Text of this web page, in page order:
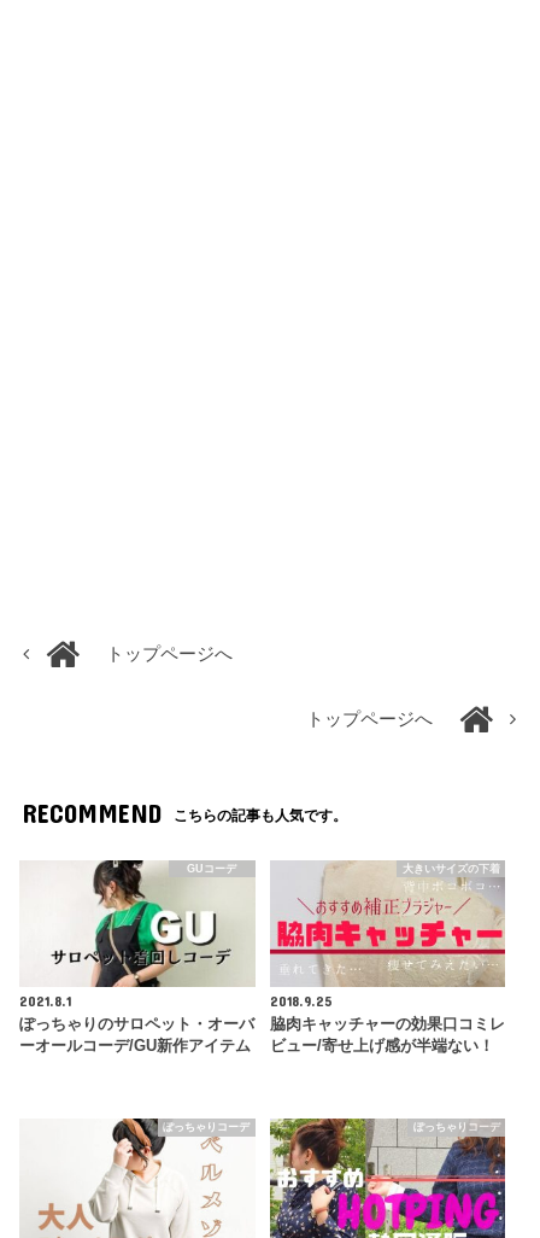
トップページへ
トップページへ
RECOMMEND こちらの記事も人気です。
GUコーデ
2021.8.1
ぽっちゃりのサロペット・オーバ
ーオールコーデ/GU新作アイテム
大きいサイズの下着
2018.9.25
脇肉キャッチャーの効果口コミレ
ビュー/寄せ上げ感が半端ない！
ぽっちゃりコーデ ぽっちゃりコーデ